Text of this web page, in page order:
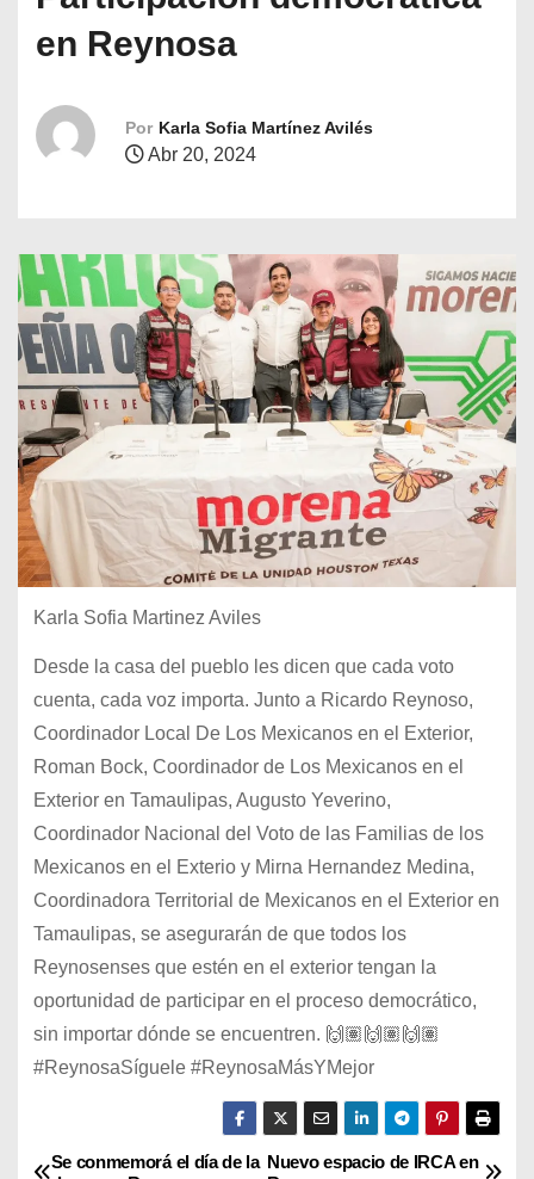
en Reynosa
Por Karla Sofia Martínez Avilés
Abr 20, 2024
Karla Sofia Martinez Aviles
Desde la casa del pueblo les dicen que cada voto
cuenta, cada voz importa. Junto a Ricardo Reynoso,
Coordinador Local De Los Mexicanos en el Exterior,
Roman Bock, Coordinador de Los Mexicanos en el
Exterior en Tamaulipas, Augusto Yeverino,
Coordinador Nacional del Voto de las Familias de los
Mexicanos en el Exterio y Mirna Hernandez Medina,
Coordinadora Territorial de Mexicanos en el Exterior en
Tamaulipas, se asegurarán de que todos los
Reynosenses que estén en el exterior tengan la
oportunidad de participar en el proceso democrático,
sin importar dónde se encuentren. 🙌🏽🙌🏽🙌🏽
#ReynosaSíguele #ReynosaMásYMejor
Nuevo espacio de IRCA en
Se conmemorá el día de la